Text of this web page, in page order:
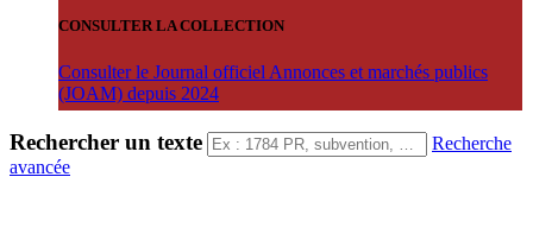
CONSULTER LA COLLECTION
Consulter le Journal officiel Annonces et marchés publics
(JOAM) depuis 2024
Rechercher un texte
Recherche
avancée